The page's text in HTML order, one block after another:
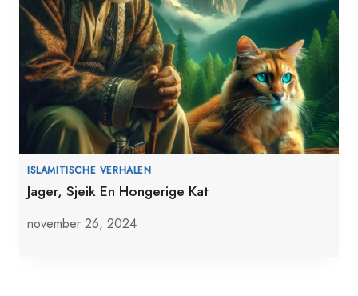
ISLAMITISCHE VERHALEN
Jager, Sjeik En Hongerige Kat
november 26, 2024